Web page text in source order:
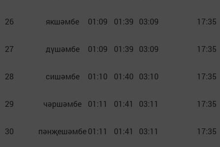
26 якшәмбе 01:09 01:39 03:09 17:35
27 дүшәмбе 01:09 01:39 03:09 17:35
28 сишәмбе 01:10 01:40 03:10 17:35
29 чәршәмбе 01:11 01:41 03:11 17:35
30 пәнҗешәмбе01:11 01:41 03:11 17:35